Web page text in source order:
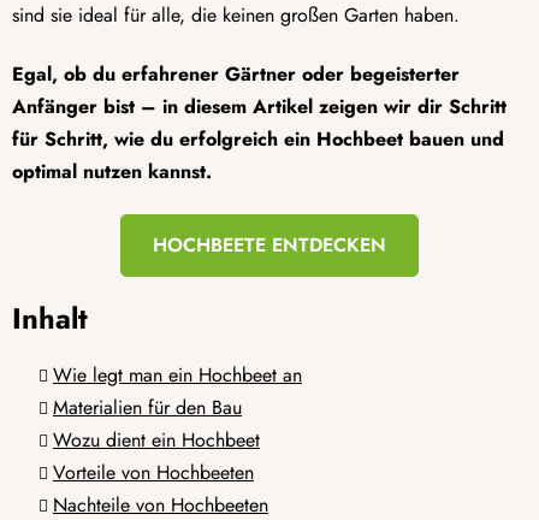
sind sie ideal für alle, die keinen großen Garten haben.
Egal, ob du erfahrener Gärtner oder begeisterter
Anfänger bist – in diesem Artikel zeigen wir dir Schritt
für Schritt, wie du erfolgreich ein Hochbeet bauen und
optimal nutzen kannst.
HOCHBEETE ENTDECKEN
Inhalt
Wie legt man ein Hochbeet an
Materialien für den Bau
Wozu dient ein Hochbeet
Vorteile von Hochbeeten
Nachteile von Hochbeeten